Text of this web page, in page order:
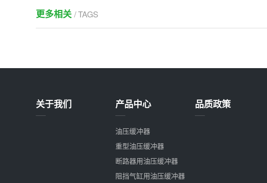
更多相关 / TAGS
关于我们 产品中心
油压缓冲器
重型油压缓冲器
断路器用油压缓冲器
阻挡气缸用油压缓冲器
品质政策